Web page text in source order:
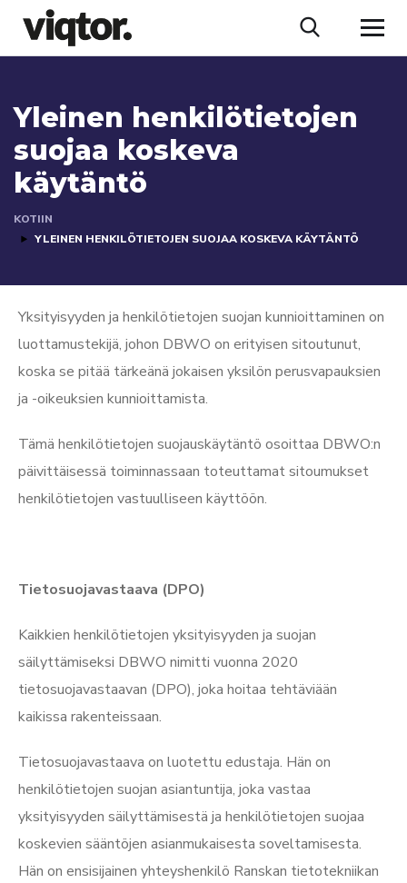
Yleinen henkilötietojen
suojaa koskeva
käytäntö
KOTIIN
YLEINEN HENKILÖTIETOJEN SUOJAA KOSKEVA KÄYTÄNTÖ
Yksityisyyden ja henkilötietojen suojan kunnioittaminen on
luottamustekijä, johon DBWO on erityisen sitoutunut,
koska se pitää tärkeänä jokaisen yksilön perusvapauksien
ja -oikeuksien kunnioittamista.
Tämä henkilötietojen suojauskäytäntö osoittaa DBWO:n
päivittäisessä toiminnassaan toteuttamat sitoumukset
henkilötietojen vastuulliseen käyttöön.
Tietosuojavastaava (DPO)
Kaikkien henkilötietojen yksityisyyden ja suojan
säilyttämiseksi DBWO nimitti vuonna 2020
tietosuojavastaavan (DPO), joka hoitaa tehtäviään
kaikissa rakenteissaan.
Tietosuojavastaava on luotettu edustaja. Hän on
henkilötietojen suojan asiantuntija, joka vastaa
yksityisyyden säilyttämisestä ja henkilötietojen suojaa
koskevien sääntöjen asianmukaisesta soveltamisesta.
Hän on ensisijainen yhteyshenkilö Ranskan tietotekniikan